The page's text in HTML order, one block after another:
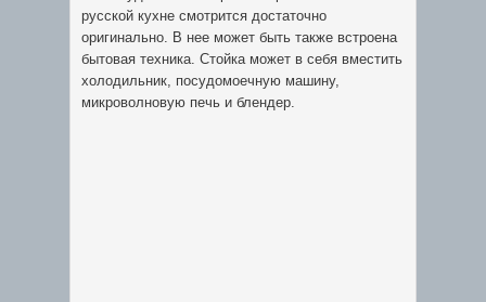
русской кухне смотрится достаточно
оригинально. В нее может быть также встроена
бытовая техника. Стойка может в себя вместить
холодильник, посудомоечную машину,
микроволновую печь и блендер.